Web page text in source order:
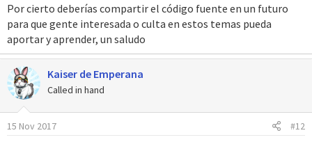
respecto a esto, salvo algunas excepciones como "¿Cómo puedo
hacer que los pokemon tengan 5 ataques?". Lo que es imposible
de responder sin hacerlo primero xD
Comprender el asm no es algo tan complicado, (lo que es si lo es,
es hacer locuras como las que hacen Touched, DizzyEgg, FBI
Agent y los otros monstruos que hay en pokecommunity).
Si la gente empieza a mirar más el tema y postear sus dudas para
que quede registro de las mismas, la comunidad avanzaría mucho
mas.
Por cierto deberías compartir el código fuente en un futuro
para que gente interesada o culta en estos temas pueda
aportar y aprender, un saludo
Kaiser de Emperana
Called in hand
15 Nov 2017 #12